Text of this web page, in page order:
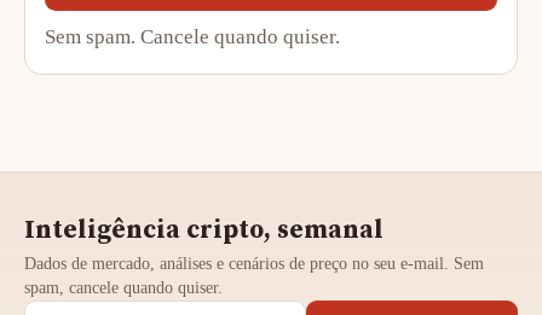
Sem spam. Cancele quando quiser.
Inteligência cripto, semanal
Dados de mercado, análises e cenários de preço no seu e-mail. Sem
spam, cancele quando quiser.